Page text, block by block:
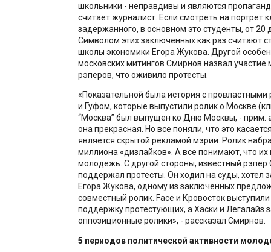
школьники - неправдивы и являются
считает журналист. Если смотреть на портрет
задержанного, в основном это студенты, от 20
Символом этих заключенных как раз считают
школы экономики Егора Жукова. Другой
московских митингов Смирнов назвал
рэперов, что оживило протесты.
«Показательной была история с
и Гуфом, которые выпустили ролик о Москве
“Москва” был выпущен ко Дню Москвы, - прим.
она прекрасная. Но все поняли, что это
является скрытой рекламой мэрии. Ролик
миллиона «дизлайков». А все понимают, что их
молодежь. С другой стороны, известный рэпер
поддержал протесты. Он ходил на суды, хотел
Егора Жукова, одному из заключенных
совместный ролик. Face и Кровосток
поддержку протестующих, а Хаски и Легалайз
оппозиционные ролики», - рассказал Смирнов.
5 периодов политической активности